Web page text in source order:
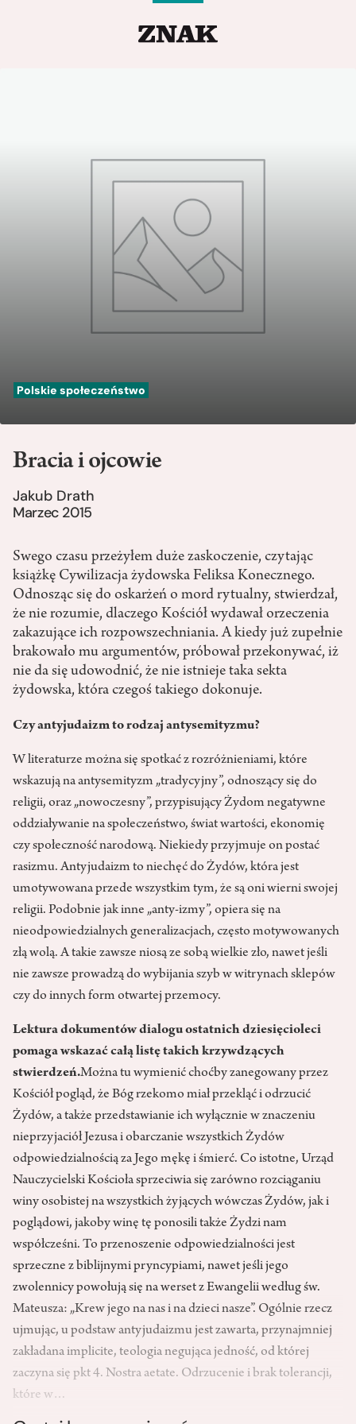
Polskie społeczeństwo
Bracia i ojcowie
Jakub Drath
Marzec 2015
Swego czasu przeżyłem duże zaskoczenie, czytając
książkę Cywilizacja żydowska Feliksa Konecznego.
Odnosząc się do oskarżeń o mord rytualny, stwierdzał,
że nie rozumie, dlaczego Kościół wydawał orzeczenia
zakazujące ich rozpowszechniania. A kiedy już zupełnie
brakowało mu argumentów, próbował przekonywać, iż
nie da się udowodnić, że nie istnieje taka sekta
żydowska, która czegoś takiego dokonuje.
Czy antyjudaizm to rodzaj antysemityzmu?
W literaturze można się spotkać z rozróżnieniami, które
wskazują na antysemityzm „tradycyjny”, odnoszący się do
religii, oraz „nowoczesny”, przypisujący Żydom negatywne
oddziaływanie na społeczeństwo, świat wartości, ekonomię
czy społeczność narodową. Niekiedy przyjmuje on postać
rasizmu. Antyjudaizm to niechęć do Żydów, która jest
umotywowana przede wszystkim tym, że są oni wierni swojej
religii. Podobnie jak inne „anty-izmy”, opiera się na
nieodpowiedzialnych generalizacjach, często motywowanych
złą wolą. A takie zawsze niosą ze sobą wielkie zło, nawet jeśli
nie zawsze prowadzą do wybijania szyb w witrynach sklepów
czy do innych form otwartej przemocy.
Lektura dokumentów dialogu ostatnich dziesięcioleci
pomaga wskazać całą listę takich krzywdzących
stwierdzeń.Można tu wymienić choćby zanegowany przez
Kościół pogląd, że Bóg rzekomo miał przekląć i odrzucić
Żydów, a także przedstawianie ich wyłącznie w znaczeniu
nieprzyjaciół Jezusa i obarczanie wszystkich Żydów
odpowiedzialnością za Jego mękę i śmierć. Co istotne, Urząd
Nauczycielski Kościoła sprzeciwia się zarówno rozciąganiu
winy osobistej na wszystkich żyjących wówczas Żydów, jak i
poglądowi, jakoby winę tę ponosili także Żydzi nam
współcześni. To przenoszenie odpowiedzialności jest
sprzeczne z biblijnymi pryncypiami, nawet jeśli jego
zwolennicy powołują się na werset z Ewangelii według św.
Mateusza: „Krew jego na nas i na dzieci nasze”. Ogólnie rzecz
ujmując, u podstaw antyjudaizmu jest zawarta, przynajmniej
zakładana implicite, teologia negująca jedność, od której
zaczyna się pkt 4. Nostra aetate. Odrzucenie i brak tolerancji,
które w…